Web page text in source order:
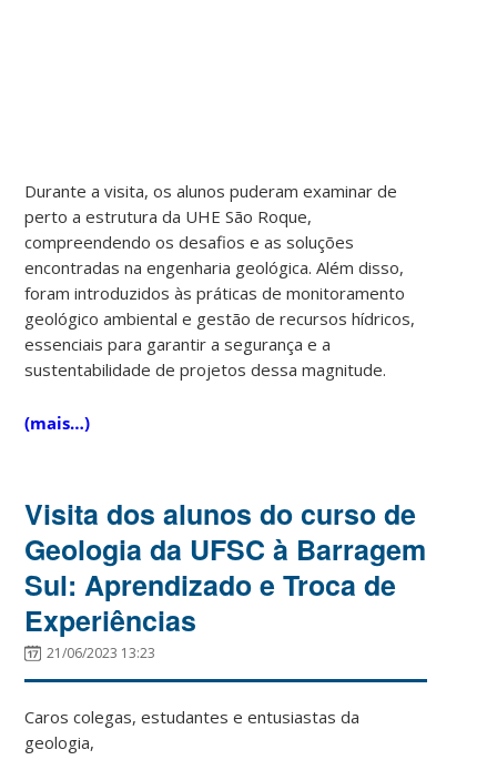
Durante a visita, os alunos puderam examinar de
perto a estrutura da UHE São Roque,
compreendendo os desafios e as soluções
encontradas na engenharia geológica. Além disso,
foram introduzidos às práticas de monitoramento
geológico ambiental e gestão de recursos hídricos,
essenciais para garantir a segurança e a
sustentabilidade de projetos dessa magnitude.
(mais…)
Visita dos alunos do curso de
Geologia da UFSC à Barragem
Sul: Aprendizado e Troca de
Experiências
21/06/2023 13:23
Caros colegas, estudantes e entusiastas da
geologia,